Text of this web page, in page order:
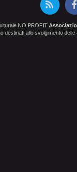
NO PROFIT
destinati allo svolgimento